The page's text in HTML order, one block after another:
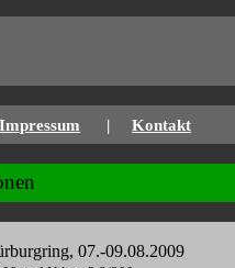
Impressum |Kontakt
07.-09.08.2009